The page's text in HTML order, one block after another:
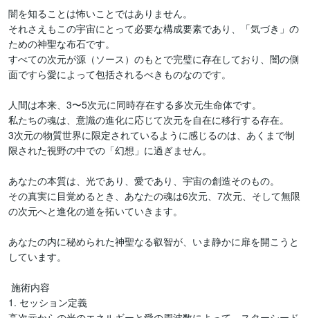
闇を知ることは怖いことではありません。
それさえもこの宇宙にとって必要な構成要素であり、「気づき」の
ための神聖な布石です。
すべての次元が源（ソース）のもとで完璧に存在しており、闇の側
面ですら愛によって包括されるべきものなのです。
人間は本来、3〜5次元に同時存在する多次元生命体です。
私たちの魂は、意識の進化に応じて次元を自在に移行する存在。
3次元の物質世界に限定されているように感じるのは、あくまで制
限された視野の中での「幻想」に過ぎません。
あなたの本質は、光であり、愛であり、宇宙の創造そのもの。
その真実に目覚めるとき、あなたの魂は6次元、7次元、そして無限
の次元へと進化の道を拓いていきます。
あなたの内に秘められた神聖なる叡智が、いま静かに扉を開こうと
しています。
1. セッション定義